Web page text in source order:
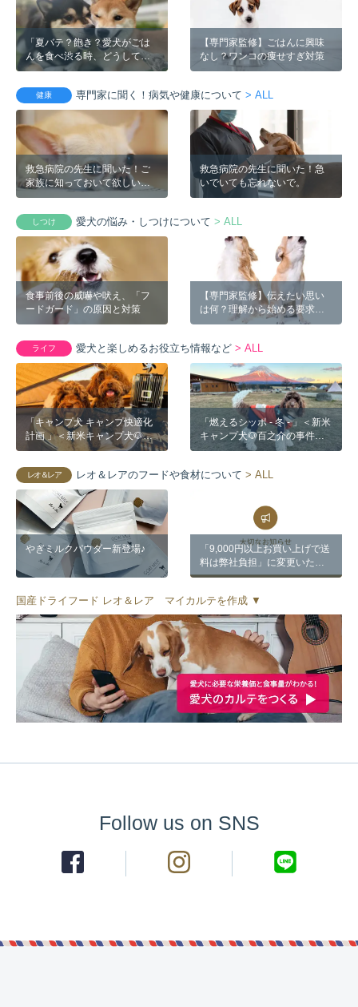
「夏バテ？飽き？愛犬がごは
んを食べ渋る時、どうしてい
ますか？」- お客様のアイディ
【専門家監修】ごはんに興味
なし？ワンコの痩せすぎ対策
健康 専門家に聞く！病気や健康について > ALL
救急病院の先生に聞いた！ご
家族に知っておいて欲しいこ
と
救急病院の先生に聞いた！急
いでいても忘れないで。
しつけ 愛犬の悩み・しつけについて > ALL
食事前後の威嚇や吠え、「フ
ードガード」の原因と対策
【専門家監修】伝えたい思い
は何？理解から始める要求吠
え対策
ライフ 愛犬と楽しめるお役立ち情報など > ALL
「キャンプ犬 キャンプ快適化
計画 」＜新米キャンプ犬🐶百
之介の事件簿 番外編​​＞
「燃えるシッポ - 冬 - 」＜新米
キャンプ犬🐶百之介の事件簿
#7​​＞
レオ＆レア レオ＆レアのフードや食材について > ALL
やぎミルクパウダー新登場♪
「9,000円以上お買い上げで送
料は弊社負担」に変更いたし
ます。
国産ドライフード レオ＆レア マイカルテを作成 ▼
Follow us on SNS